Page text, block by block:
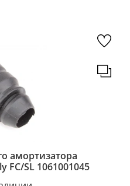
амортизатора
Джили ФС/СЛ / Geely FC/SL 1061001045